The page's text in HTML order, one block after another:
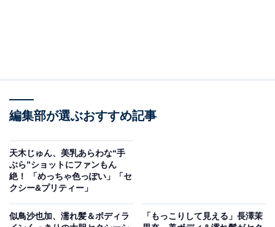
編集部が選ぶおすすめ記事
天木じゅん、美乳あらわな“手
ぶら”ショットにファンもん
絶！ 「めっちゃ色っぽい」「セ
クシー&プリティー」
似鳥沙也加、濡れ髪＆ボディラ
「もっこりして見える」長澤茉